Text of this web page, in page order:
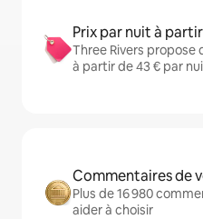
Prix par nuit à
Three Rivers propose
à partir de 43 € par
Commentaires de
Plus de 16 980
aider à choisir